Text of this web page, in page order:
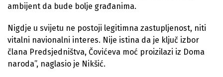
ambijent da bude bolje građanima.
Nigdje u svijetu ne postoji legitimna zastupljenost, niti
vitalni navionalni interes. Nije istina da je ključ izbor
člana Predsjedništva, Čovićeva moć proizilazi iz Doma
naroda”, naglasio je Nikšić.